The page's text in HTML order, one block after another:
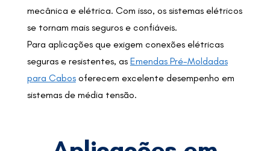
mecânica e elétrica. Com isso, os sistemas elétricos
se tornam mais seguros e confiáveis.
Para aplicações que exigem conexões elétricas
seguras e resistentes, as Emendas Pré-Moldadas
para Cabosoferecem excelente desempenho em
sistemas de média tensão.